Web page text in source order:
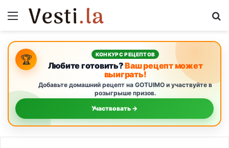
Menu
🏆 КОНКУРС РЕЦЕПТОВ
Любите готовить?Ваш рецепт может
выиграть!
Добавьте домашний рецепт на GOTUIMO и участвуйте в
розыгрыше призов.
Участвовать →